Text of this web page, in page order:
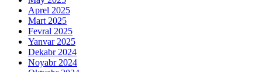
Aprel 2025
Mart 2025
Fevral 2025
Yanvar 2025
Dekabr 2024
Noyabr 2024